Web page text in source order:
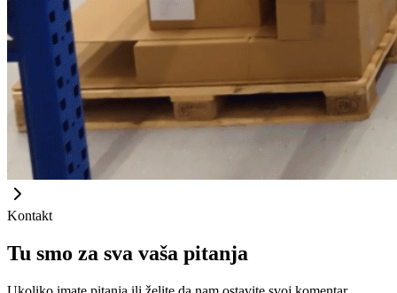
Kontakt
Tu smo za sva vaša pitanja